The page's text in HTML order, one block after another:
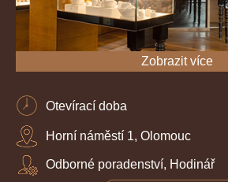
Zobrazit více
Otevírací doba
Horní náměstí 1, Olomouc
Odborné poradenství, Hodinář